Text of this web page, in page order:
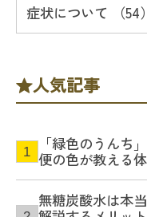
症状について （54）
人気記事
「緑色のうんち
便の色が教える
無糖炭酸水は本